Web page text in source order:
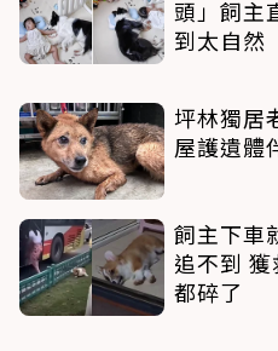
頭」飼主
到太自然
坪林獨居
屋護遺體
飼主下車
追不到
都碎了